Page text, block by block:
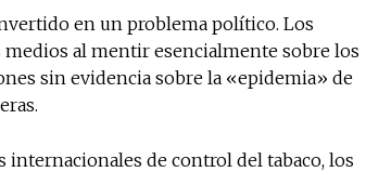
en un problema político. Los
al mentir esencialmente sobre los
sin evidencia sobre la «epidemia» de
de control del tabaco, los